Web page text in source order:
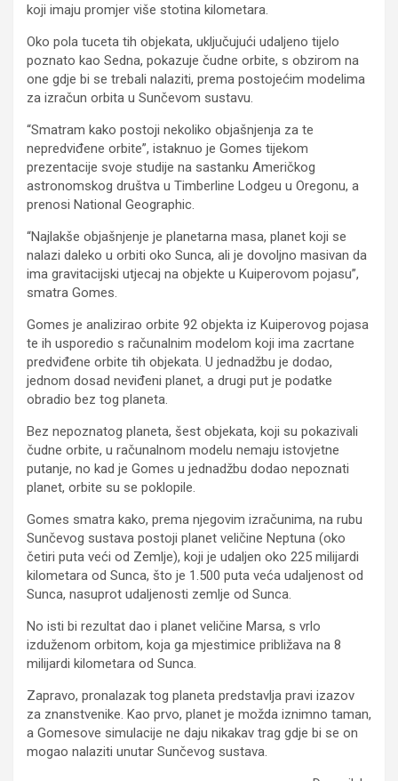
koji imaju promjer više stotina kilometara.
Oko pola tuceta tih objekata, uključujući udaljeno tijelo
poznato kao Sedna, pokazuje čudne orbite, s obzirom na
one gdje bi se trebali nalaziti, prema postojećim modelima
za izračun orbita u Sunčevom sustavu.
“Smatram kako postoji nekoliko objašnjenja za te
nepredviđene orbite”, istaknuo je Gomes tijekom
prezentacije svoje studije na sastanku Američkog
astronomskog društva u Timberline Lodgeu u Oregonu, a
prenosi National Geographic.
“Najlakše objašnjenje je planetarna masa, planet koji se
nalazi daleko u orbiti oko Sunca, ali je dovoljno masivan da
ima gravitacijski utjecaj na objekte u Kuiperovom pojasu”,
smatra Gomes.
Gomes je analizirao orbite 92 objekta iz Kuiperovog pojasa
te ih usporedio s računalnim modelom koji ima zacrtane
predviđene orbite tih objekata. U jednadžbu je dodao,
jednom dosad neviđeni planet, a drugi put je podatke
obradio bez tog planeta.
Bez nepoznatog planeta, šest objekata, koji su pokazivali
čudne orbite, u računalnom modelu nemaju istovjetne
putanje, no kad je Gomes u jednadžbu dodao nepoznati
planet, orbite su se poklopile.
Gomes smatra kako, prema njegovim izračunima, na rubu
Sunčevog sustava postoji planet veličine Neptuna (oko
četiri puta veći od Zemlje), koji je udaljen oko 225 milijardi
kilometara od Sunca, što je 1.500 puta veća udaljenost od
Sunca, nasuprot udaljenosti zemlje od Sunca.
No isti bi rezultat dao i planet veličine Marsa, s vrlo
izduženom orbitom, koja ga mjestimice približava na 8
milijardi kilometara od Sunca.
Zapravo, pronalazak tog planeta predstavlja pravi izazov
za znanstvenike. Kao prvo, planet je možda iznimno taman,
a Gomesove simulacije ne daju nikakav trag gdje bi se on
mogao nalaziti unutar Sunčevog sustava.